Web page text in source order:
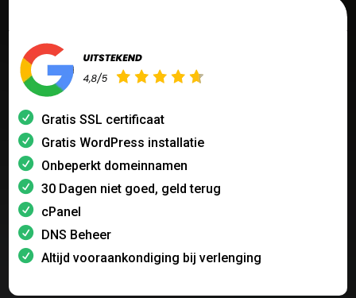
Gratis SSL certificaat
Gratis WordPress installatie
Onbeperkt domeinnamen
30 Dagen niet goed, geld terug
cPanel
DNS Beheer
Altijd vooraankondiging bij verlenging